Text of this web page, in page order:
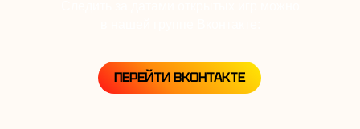
ПЕРЕЙТИ ВКОНТАКТЕ